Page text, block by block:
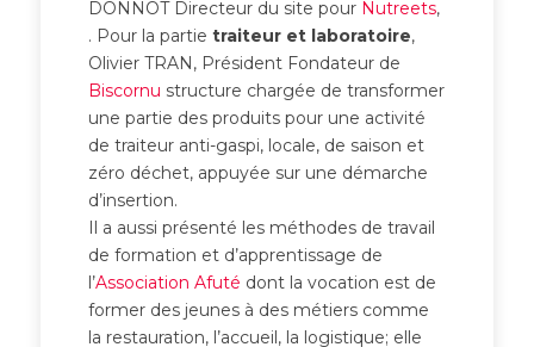
DONNOT Directeur du site pour Nutreets,
. Pour la partie traiteur et laboratoire,
Olivier TRAN, Président Fondateur de
Biscornu structure chargée de transformer
une partie des produits pour une activité
de traiteur anti-gaspi, locale, de saison et
zéro déchet, appuyée sur une démarche
d’insertion.
Il a aussi présenté les méthodes de travail
de formation et d’apprentissage de
l’Association Afuté dont la vocation est de
former des jeunes à des métiers comme
la restauration, l’accueil, la logistique; elle